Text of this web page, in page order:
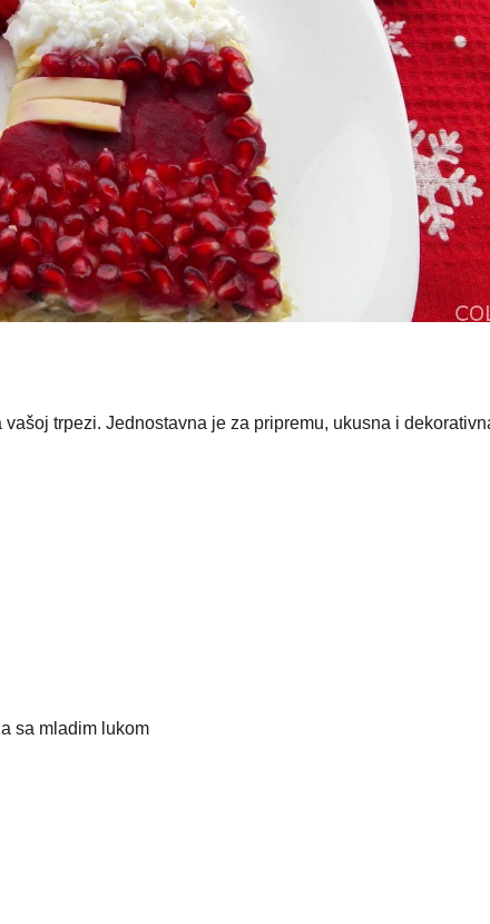
trpezi. Jednostavna je za pripremu, ukusna i
sa mladim lukom